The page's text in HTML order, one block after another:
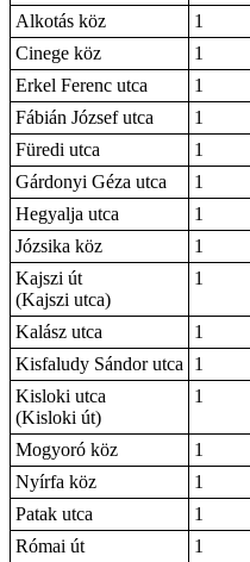
Alkotás köz
1
Cinege köz
1
Erkel Ferenc utca
1
Fábián József utca
1
Füredi utca
1
Gárdonyi Géza utca
1
Hegyalja utca
1
Józsika köz
1
Kajszi út
(Kajszi utca)
1
Kalász utca 1
Kisfaludy Sándor utca
1
Kisloki utca
(Kisloki út)
1
Mogyoró köz 1
Nyírfa köz
1
Patak utca
1
Római út
1